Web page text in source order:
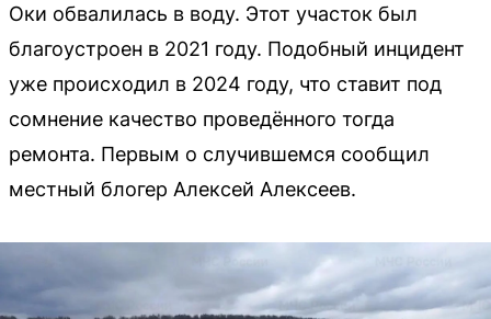
Оки обвалилась в воду. Этот участок был
благоустроен в 2021 году. Подобный инцидент
уже происходил в 2024 году, что ставит под
сомнение качество проведённого тогда
ремонта. Первым о случившемся сообщил
местный блогер Алексей Алексеев.